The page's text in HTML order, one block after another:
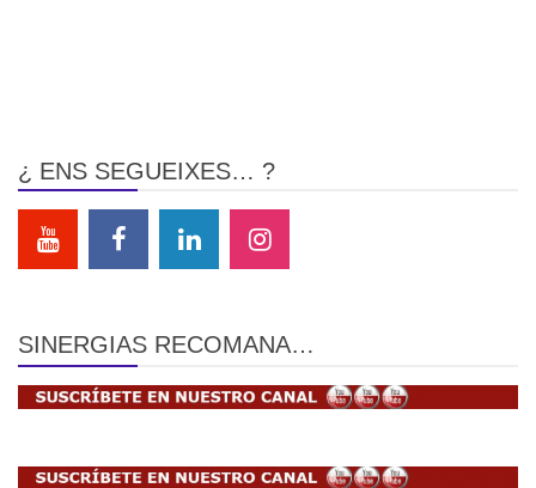
¿ ENS SEGUEIXES… ?
SINERGIAS RECOMANA…